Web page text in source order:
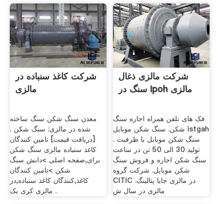
شرکت کاغذ سنباده در
مالزی
معدن سنگ شکن سنگ ساخته
شده در مالزی: سنگ شکن .
[دریافت قیمت] تامین کنندگان
کاغذ سنباده مالزی سنگ شکن
برای,صفحه اصلی >دانش سنگ
شکن >تامین کنندگان
کاغذ,کنندگان کاغذ سنباده,در
مالزی کری یک .
شرکت مالزی ذغال
سنگ در Ipoh مالزی
فک های تلفن همراه اجاره سنگ
شکن. سنگ شکن موبایل istgah
. سنگ شکن موبایل با ظرفیت
تولید 30 الی 50 تن در ساعت
سنگ شکن اجاره و فروش سنگ
شکن موبایل. شرکت گروه
CITIC در مالزی جایا پتالینگ.
مالزی در سال ش